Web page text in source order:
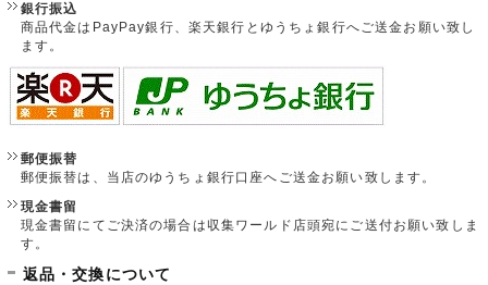
銀行振込
商品代金はPayPay銀行、楽天銀行とゆうちょ銀行へご送金お願い致し
ます。
郵便振替
郵便振替は、当店のゆうちょ銀行口座へご送金お願い致します。
現金書留
現金書留にてご決済の場合は収集ワールド店頭宛にご送付お願い致しま
す。
返品・交換について